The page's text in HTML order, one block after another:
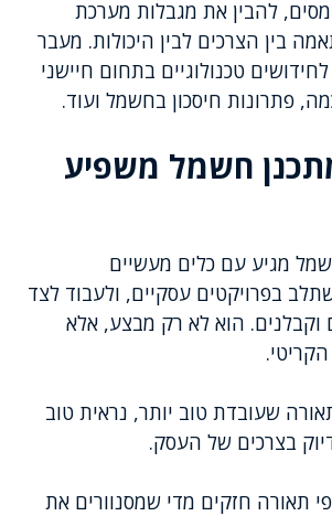
להבין את מגבלות מערכת
בין הצרכים לבין היכולות. מעבר
טכנולוגיים בתחום חיישני
פתרונות חיסכון בחשמל ועוד.
חשמל משפיע
מגיע עם כלים מעשיים
בפרויקטים עסקיים, ולעבוד לצד
וקבלנים. הוא לא רק מבצע, אלא
שעובדת טוב יותר, נראית טוב
בצרכים של העסק.
תאורה חזקים מדי שמסנוורים את